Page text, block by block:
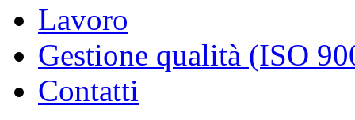
Lavoro
Gestione qualità (ISO
Contatti